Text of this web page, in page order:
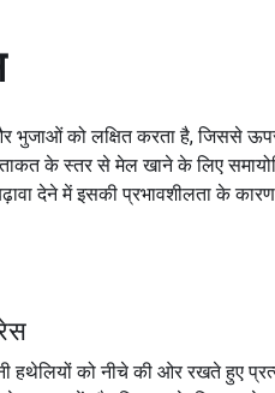
भुजाओं को लक्षित करता है, जिससे
ताकत के स्तर से मेल खाने के लिए
देने में इसकी प्रभावशीलता के
को नीचे की ओर रखते हुए